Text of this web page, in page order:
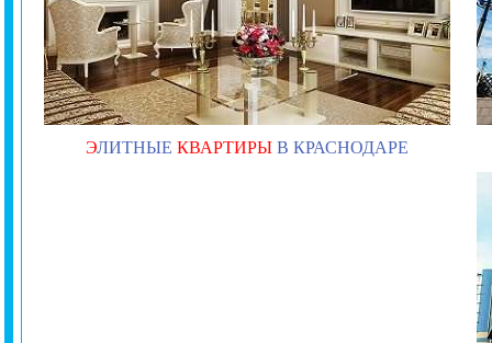
ЭЛИТНЫЕ КВАРТИРЫ В КРАСНОДАРЕ